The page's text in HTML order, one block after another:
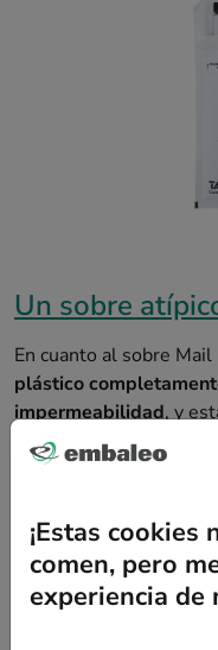
Un sobre
En cuanto al sobre
plástico
impermeabilidad, y
x 26 cm, por el
el envío de todo tipo
y frágiles (memoria
(juegos, revistas, etc.)
¡Con nuestra
apropiado para enviar
¡Estas cookies
comen, pero
experiencia de